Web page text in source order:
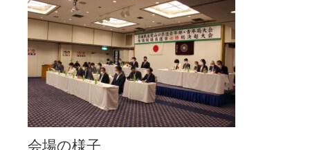
会場の様子